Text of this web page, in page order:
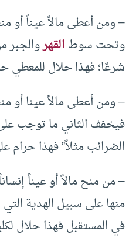
– ومن أعطى مالاً عيناً أو
وتحت سوطالقهروالجبر
شرعًا؛ فهذا حلال للمعطي
– ومن أعطى مالاً عينا أو
فيخفف الثاني ما توجب
الضرائب مثلاً” فهذا حرام
– من منح مالاً أو عيناً
منها على سبيل الهدية
في المستقبل فهذا حلال